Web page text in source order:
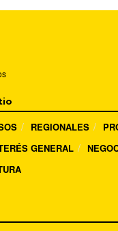
REGIONALES
GENERAL